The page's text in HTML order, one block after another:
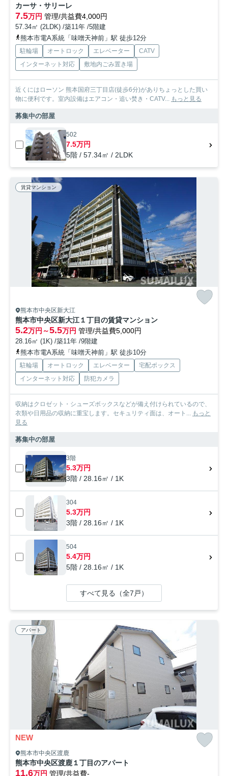
カーサ・サリーレ
7.5万円 管理/共益費4,000円
57.34㎡ (2LDK) /築11年 /5階建
熊本市電A系統「味噌天神前」駅 徒歩12分
駐輪場 オートロック エレベーター
CATV
インターネット対応
敷地内ごみ置き場
近くにはローソン 熊本国府三丁目店(徒歩6分)がありちょっとした買い
物に便利です。室内設備はエアコン・追い焚き・CATV... もっと見る
募集中の部屋
502
7.5万円
5階 / 57.34㎡ / 2LDK
賃貸マンション
熊本市中央区新大江
熊本市中央区新大江１丁目の賃貸マンション
5.2万円～5.5万円 管理/共益費5,000円
28.16㎡ (1K) /築11年 /9階建
熊本市電A系統「味噌天神前」駅 徒歩10分
駐輪場 オートロック エレベーター
宅配ボックス
インターネット対応
防犯カメラ
収納はクロゼット・シューズボックスなどが備え付けられているので、
衣類や日用品の収納に重宝します。セキュリティ面は、オート... もっと
見る
募集中の部屋
3階
5.3万円
3階 / 28.16㎡ / 1K
304
5.3万円
3階 / 28.16㎡ / 1K
504
5.4万円
5階 / 28.16㎡ / 1K
すべて見る（全7戸）
アパート
NEW
熊本市中央区渡鹿
熊本市中央区渡鹿１丁目のアパート
11.6万円 管理/共益費-